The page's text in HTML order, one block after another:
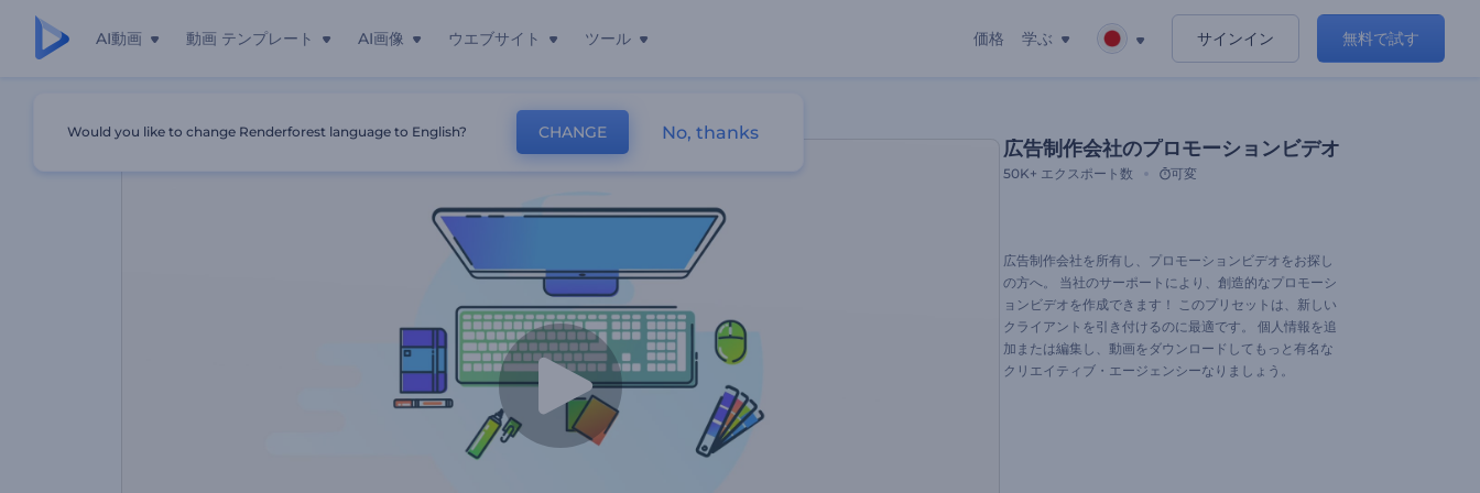
AI動画 動画 テンプレート AI画像 ウエブサイト ツール 価格 学ぶ サインイン 無料で試す
広告制作会社のプロモーションビデオ
50K+ エクスポート数 可変
広告制作会社を所有し、プロモーションビデオをお探し
の方へ。 当社のサーポートにより、創造的なプロモーシ
ョンビデオを作成できます！ このプリセットは、新しい
クライアントを引き付けるのに最適です。 個人情報を追
加または編集し、動画をダウンロードしてもっと有名な
クリエイティブ・エージェンシーなりましょう。
Would you like to change Renderforest language to English? CHANGE No, thanks